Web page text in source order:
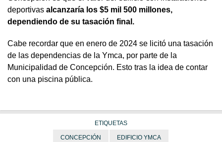
deportivas alcanzaría los $5 mil 500 millones,
dependiendo de su tasación final.
Cabe recordar que en enero de 2024 se licitó una tasación
de las dependencias de la Ymca, por parte de la
Municipalidad de Concepción. Esto tras la idea de contar
con una piscina pública.
ETIQUETAS
CONCEPCIÓN EDIFICIO YMCA